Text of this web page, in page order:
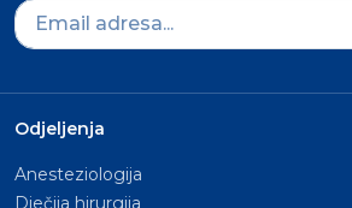
Odjeljenja
Anesteziologija
Dječija hirurgija